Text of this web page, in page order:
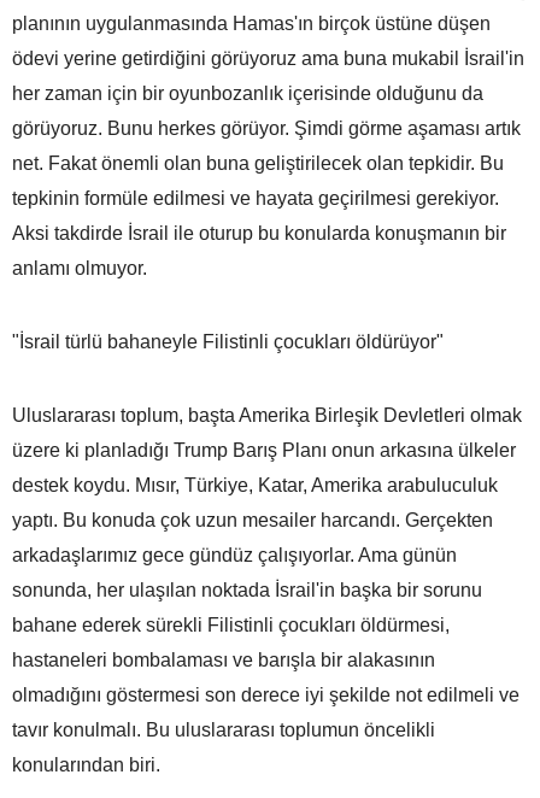
planının uygulanmasında Hamas'ın birçok üstüne düşen
ödevi yerine getirdiğini görüyoruz ama buna mukabil İsrail'in
her zaman için bir oyunbozanlık içerisinde olduğunu da
görüyoruz. Bunu herkes görüyor. Şimdi görme aşaması artık
net. Fakat önemli olan buna geliştirilecek olan tepkidir. Bu
tepkinin formüle edilmesi ve hayata geçirilmesi gerekiyor.
Aksi takdirde İsrail ile oturup bu konularda konuşmanın bir
anlamı olmuyor.
"İsrail türlü bahaneyle Filistinli çocukları öldürüyor"
Uluslararası toplum, başta Amerika Birleşik Devletleri olmak
üzere ki planladığı Trump Barış Planı onun arkasına ülkeler
destek koydu. Mısır, Türkiye, Katar, Amerika arabuluculuk
yaptı. Bu konuda çok uzun mesailer harcandı. Gerçekten
arkadaşlarımız gece gündüz çalışıyorlar. Ama günün
sonunda, her ulaşılan noktada İsrail'in başka bir sorunu
bahane ederek sürekli Filistinli çocukları öldürmesi,
hastaneleri bombalaması ve barışla bir alakasının
olmadığını göstermesi son derece iyi şekilde not edilmeli ve
tavır konulmalı. Bu uluslararası toplumun öncelikli
konularından biri.